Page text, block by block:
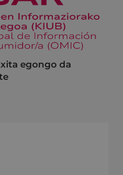
egongo da